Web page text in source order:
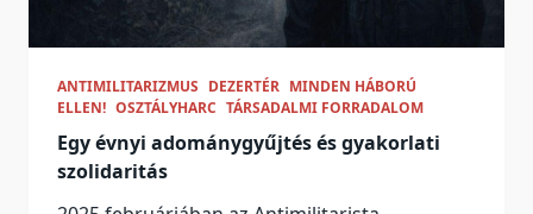
ANTIMILITARIZMUS DEZERTÉR MINDEN HÁBORÚ
ELLEN! OSZTÁLYHARC TÁRSADALMI FORRADALOM
Egy évnyi adománygyűjtés és gyakorlati
szolidaritás